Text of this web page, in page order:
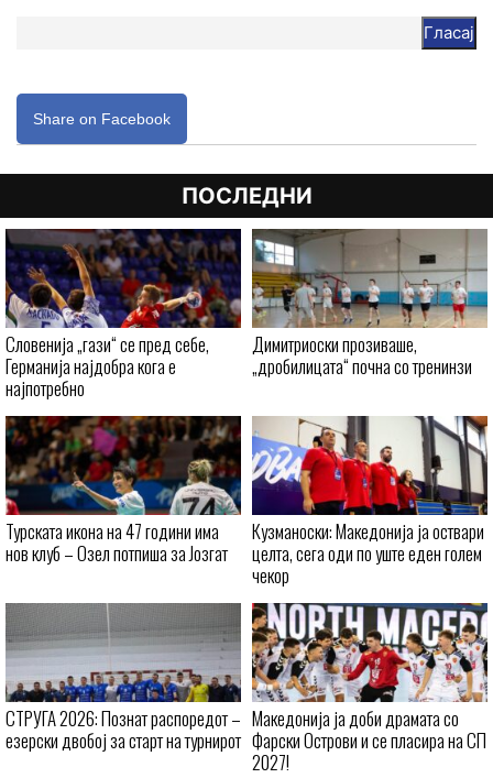
Гласај
Share on Facebook
ПОСЛЕДНИ
Словенија „гази“ се пред себе,
Германија најдобра кога е
најпотребно
Димитриоски прозиваше,
„дробилицата“ почна со тренинзи
Турската икона на 47 години има
нов клуб – Озел потпиша за Јозгат
Кузманоски: Македонија ја оствари
целта, сега оди по уште еден голем
чекор
СТРУГА 2026: Познат распоредот –
езерски двобој за старт на турнирот
Македонија ја доби драмата со
Фарски Острови и се пласира на СП
2027!